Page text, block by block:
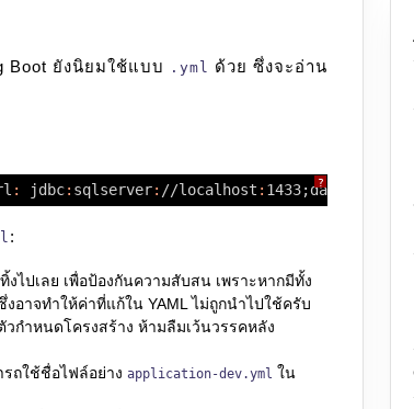
Boot ยังนิยมใช้แบบ .yml ด้วย ซึ่งจะอ่าน
?
: jdbc: sqlserver: //localhost :
:
ทิ้งไปเลย เพื่อป้องกันความสับสน เพราะหากมีทั้ง
งอาจทำให้ค่าที่แก้ใน YAML ไม่ถูกนำไปใช้ครับ
วกำหนดโครงสร้าง ห้ามลืมเว้นวรรคหลัง
ถใช้ชื่อไฟล์อย่าง application-dev.yml ใน